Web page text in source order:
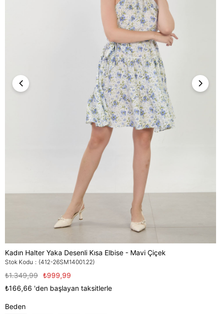
Kadın Halter Yaka Desenli Kısa Elbise - Mavi Çiçek
Stok Kodu (412-26SM14001.22)
₺1.349,99 ₺999,99
₺166,66 'den başlayan taksitlerle
Beden